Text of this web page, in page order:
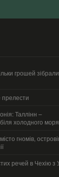
грошей
Таллінн –
холодного моря
гномів,
речей в Чехію з